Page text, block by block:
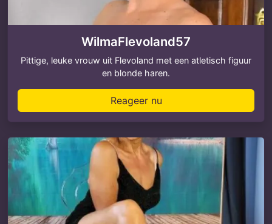
WilmaFlevoland57
Pittige, leuke vrouw uit Flevoland met een atletisch figuur
en blonde haren.
Reageer nu